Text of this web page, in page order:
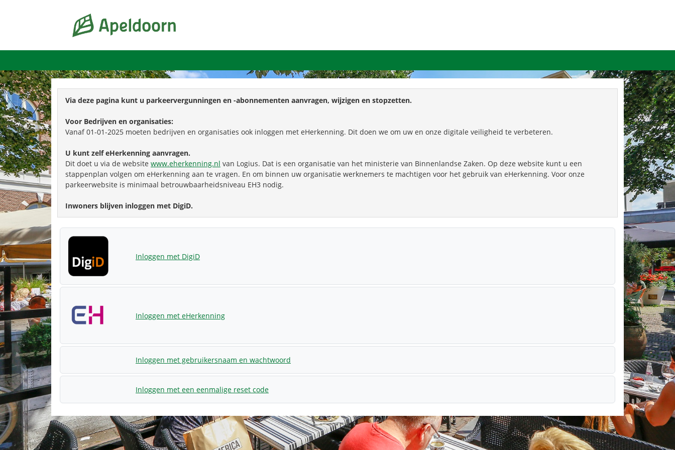
Via deze pagina kunt u parkeervergunningen en -abonnementen aanvragen, wijzigen en stopzetten.
Voor Bedrijven en organisaties:
Vanaf 01-01-2025 moeten bedrijven en organisaties ook inloggen met eHerkenning. Dit doen we om uw en onze digitale veiligheid te verbeteren.
U kunt zelf eHerkenning aanvragen.
Dit doet u via de website www.eherkenning.nl van Logius. Dat is een organisatie van het ministerie van Binnenlandse Zaken. Op deze website kunt u een
stappenplan volgen om eHerkenning aan te vragen. En om binnen uw organisatie werknemers te machtigen voor het gebruik van eHerkenning. Voor onze
parkeerwebsite is minimaal betrouwbaarheidsniveau EH3 nodig.
Inwoners blijven inloggen met DigiD.
Inloggen met DigiD
Inloggen met eHerkenning
Inloggen met gebruikersnaam en wachtwoord
Inloggen met een eenmalige reset code